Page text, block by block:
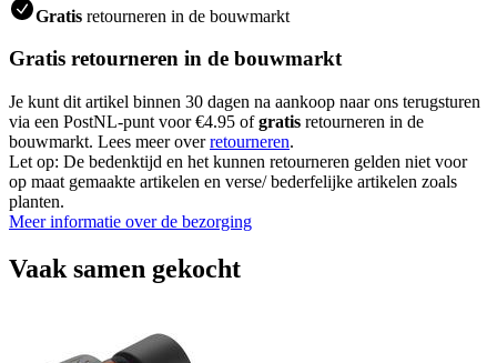
Gratis retourneren in de bouwmarkt
Gratis retourneren in de bouwmarkt
Je kunt dit artikel binnen 30 dagen na aankoop naar ons terugsturen
via een PostNL-punt voor €4.95 ofgratis retourneren in de
bouwmarkt. Lees meer overretourneren.
Let op: De bedenktijd en het kunnen retourneren gelden niet voor
op maat gemaakte artikelen en verse/ bederfelijke artikelen zoals
planten.
Meer informatie over de bezorging
Vaak samen gekocht